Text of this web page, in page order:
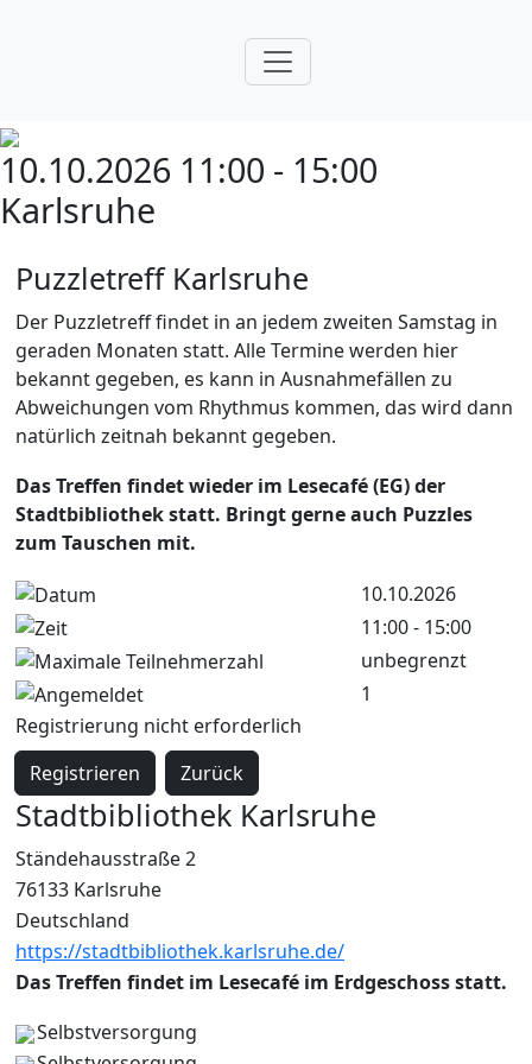
10.10.2026 11:00 - 15:00
Karlsruhe
Puzzletreff Karlsruhe
Der Puzzletreff findet in an jedem zweiten Samstag in
geraden Monaten statt. Alle Termine werden hier
bekannt gegeben, es kann in Ausnahmefällen zu
Abweichungen vom Rhythmus kommen, das wird dann
natürlich zeitnah bekannt gegeben.
Das Treffen findet wieder im Lesecafé (EG) der
Stadtbibliothek statt. Bringt gerne auch Puzzles
zum Tauschen mit.
10.10.2026
11:00 - 15:00
unbegrenzt
1
Registrierung nicht erforderlich
Registrieren
Zurück
Stadtbibliothek Karlsruhe
Ständehausstraße 2
76133 Karlsruhe
Deutschland
https://stadtbibliothek.karlsruhe.de/
Das Treffen findet im Lesecafé im Erdgeschoss statt.
Selbstversorgung